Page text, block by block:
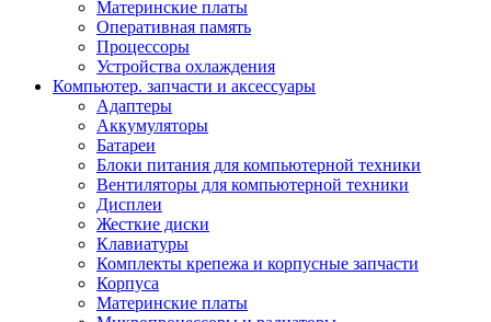
Материнские платы
Оперативная память
Процессоры
Устройства охлаждения
Компьютер. запчасти и аксессуары
Адаптеры
Аккумуляторы
Батареи
Блоки питания для компьютерной техники
Вентиляторы для компьютерной техники
Дисплеи
Жесткие диски
Клавиатуры
Комплекты крепежа и корпусные запчасти
Корпуса
Материнские платы